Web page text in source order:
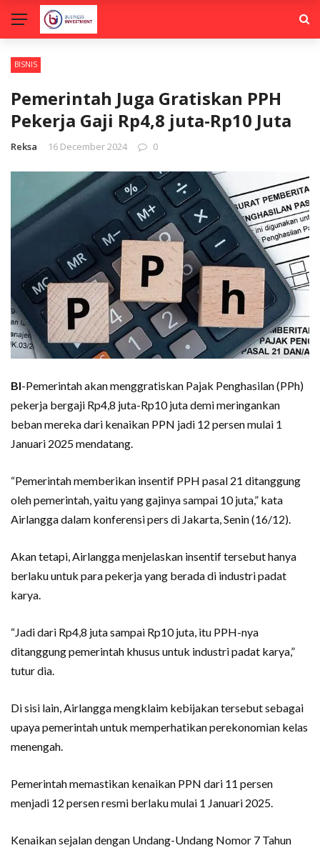
BISNIS
Pemerintah Juga Gratiskan PPH
Pekerja Gaji Rp4,8 juta-Rp10 Juta
Reksa 16 December 2024 0
BI-Pemerintah akan menggratiskan Pajak Penghasilan (PPh)
pekerja bergaji Rp4,8 juta-Rp10 juta demi meringankan
beban mereka dari kenaikan PPN jadi 12 persen mulai 1
Januari 2025 mendatang.
“Pemerintah memberikan insentif PPH pasal 21 ditanggung
oleh pemerintah, yaitu yang gajinya sampai 10 juta,” kata
Airlangga dalam konferensi pers di Jakarta, Senin (16/12).
Akan tetapi, Airlangga menjelaskan insentif tersebut hanya
berlaku untuk para pekerja yang berada di industri padat
karya.
“Jadi dari Rp4,8 juta sampai Rp10 juta, itu PPH-nya
ditanggung pemerintah khusus untuk industri padat karya,”
tutur dia.
Di sisi lain, Airlangga mengklaim kebijakan tersebut sebagai
upaya pemerintah untuk memperhatikan perekonomian kelas
menengah.
Pemerintah memastikan kenaikan PPN dari 11 persen
menjadi 12 persen resmi berlaku mulai 1 Januari 2025.
Kenaikan sejalan dengan Undang-Undang Nomor 7 Tahun